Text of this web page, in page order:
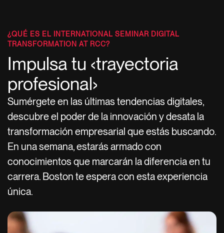
¿QUÉ ES EL INTERNATIONAL SEMINAR DIGITAL
TRANSFORMATION AT RCC?
Impulsa tu ‹trayectoria
profesional​›
Sumérgete en las últimas tendencias digitales,
descubre el poder de la innovación y desata la
transformación empresarial que estás buscando.
En una semana, estarás armado con
conocimientos que marcarán la diferencia en tu
carrera. Boston te espera con esta experiencia
única.